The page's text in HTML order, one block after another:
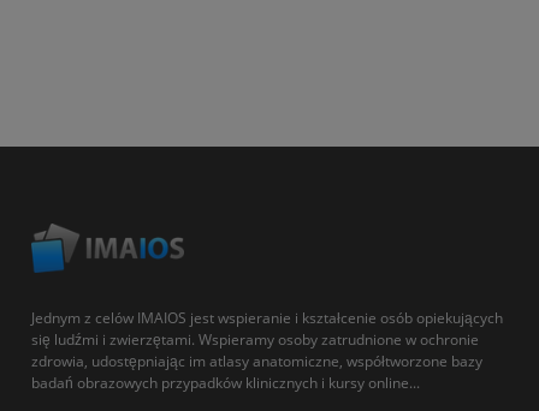
Jednym z celów IMAIOS jest wspieranie i kształcenie osób opiekujących
się ludźmi i zwierzętami. Wspieramy osoby zatrudnione w ochronie
zdrowia, udostępniając im atlasy anatomiczne, współtworzone bazy
badań obrazowych przypadków klinicznych i kursy online...